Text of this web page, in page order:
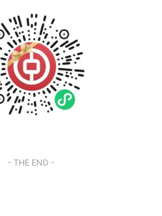
- THE END -